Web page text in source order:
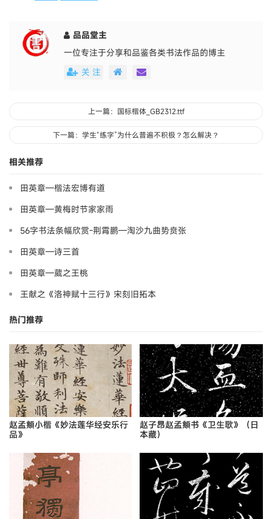
品品堂主
一位专注于分享和品鉴各类书法作品的博主
关 注
上一篇：国标楷体_GB2312.ttf
下一篇：学生“练字”为什么普遍不积极？怎么解决？
相关推荐
田英章—楷法宏博有道
田英章—黄梅时节家家雨
56字书法条幅欣赏-荆霄鹏—淘沙九曲势贲张
田英章—诗三首
田英章—葳之王桃
王献之《洛神赋十三行》宋刻旧拓本
热门推荐
赵孟頫小楷《妙法莲华经安乐行
品》
赵子昂赵孟頫书《卫生歌》（日
本藏）